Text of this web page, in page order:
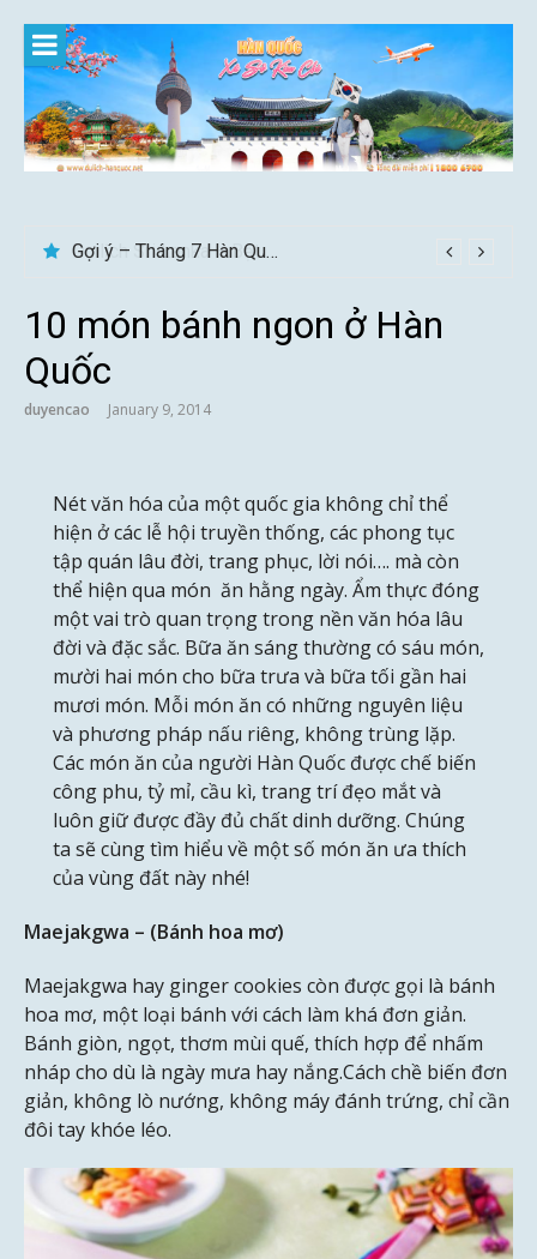
content
Gợi ý – Tháng 7 Hàn Quốc nên đi đâu, mặc gì đẹp?
10 món bánh ngon ở Hàn
Quốc
duyencao January 9, 2014
Nét văn hóa của một quốc gia không chỉ thể
hiện ở các lễ hội truyền thống, các phong tục
tập quán lâu đời, trang phục, lời nói…. mà còn
thể hiện qua món ăn hằng ngày. Ẩm thực đóng
một vai trò quan trọng trong nền văn hóa lâu
đời và đặc sắc. Bữa ăn sáng thường có sáu món,
mười hai món cho bữa trưa và bữa tối gần hai
mươi món. Mỗi món ăn có những nguyên liệu
và phương pháp nấu riêng, không trùng lặp.
Các món ăn của người Hàn Quốc được chế biến
công phu, tỷ mỉ, cầu kì, trang trí đẹo mắt và
luôn giữ được đầy đủ chất dinh dưỡng. Chúng
ta sẽ cùng tìm hiểu về một số món ăn ưa thích
của vùng đất này nhé!
Maejakgwa – (Bánh hoa mơ)
Maejakgwa hay ginger cookies còn được gọi là bánh
hoa mơ, một loại bánh với cách làm khá đơn giản.
Bánh giòn, ngọt, thơm mùi quế, thích hợp để nhấm
nháp cho dù là ngày mưa hay nắng.Cách chề biến đơn
giản, không lò nướng, không máy đánh trứng, chỉ cần
đôi tay khóe léo.